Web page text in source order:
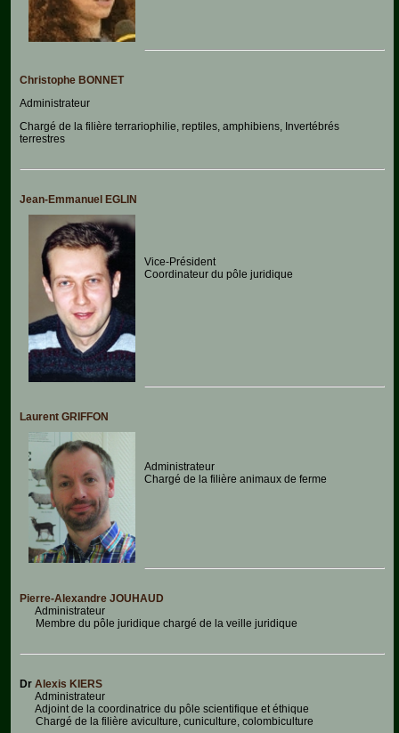
Agenda
Christophe BONNET
Administrateur
Chargé de la filière terrariophilie, reptiles, amphibiens, Invertébrés
terrestres
Jean-Emmanuel EGLIN
Vice-Président
Coordinateur du pôle juridique
Laurent GRIFFON
Administrateur
Chargé de la filière animaux de ferme
Pierre-Alexandre JOUHAUD
Administrateur
Membre du pôle juridique chargé de la veille juridique
Dr Alexis KIERS
Administrateur
Adjoint de la coordinatrice du pôle scientifique et éthique
Chargé de la filière aviculture, cuniculture, colombiculture